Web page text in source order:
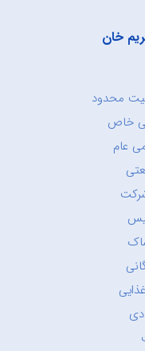
خان
محدود
خاص
عام